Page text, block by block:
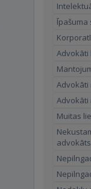
Īpašuma
Advokāti
Advokāti
Advokāti
Muitas
advokāts